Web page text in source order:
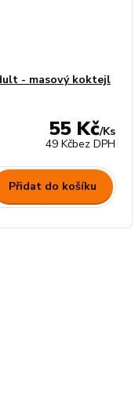
- masový koktejl
55 Kč/Ks
49 Kčbez DPH
Přidat do košíku